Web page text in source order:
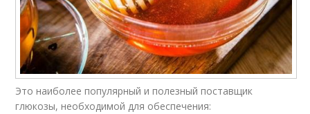
Это наиболее популярный и полезный поставщик
глюкозы, необходимой для обеспечения: